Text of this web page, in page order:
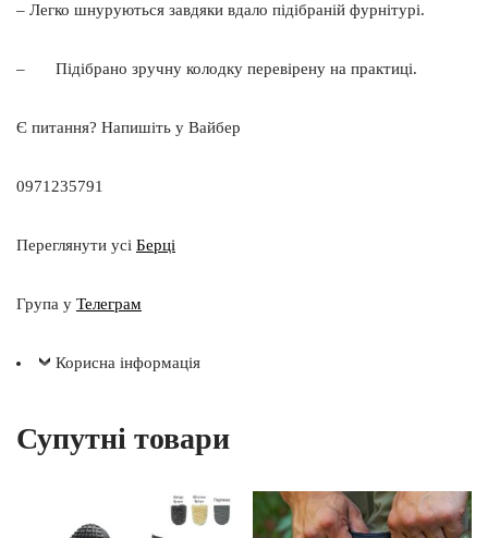
– Легко шнуруються завдяки вдало підібраній фурнітурі.
– Підібрано зручну колодку перевірену на практиці.
Є питання? Напишіть у Вайбер
0971235791
Переглянути усі Берці
Група у Телеграм
Корисна інформація
Супутні товари